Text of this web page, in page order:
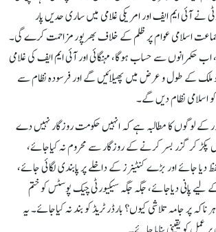
نے آئی ایم ایف اور امریکی غلامی میں ساری حدیں پار
اسلامی عوام پر ظلم کے خلاف بھرپور مزاحمت کرے گی۔
حکمرانوں سے حساب ہوگا، مہنگائی اور آئی ایم ایف کی غلامی
کے طول و عرض میں پھیلائیں گے اور فرسودہ نظام سے
اسلامی نظام دیں گے۔
کے لوگوں کا مطالبہ ہے کہ انہیں حکومت روزگار نہیں دے
پکڑ کر گزر بسر کرنے کے روزگار سے محروم نہ کیاجائے،
دیا جائے اور بڑے کنٹینرز کے داخلے پر پابندی لگائی جائے،
لیے پانی دیاجائے، جگہ جگہ سیکیورٹی چیک پوسٹس کو ختم
ناکہ پر جامہ تلاشی کیوں؟ بارڈر ٹریڈ کو بند نہ کیاجائے۔ یہ